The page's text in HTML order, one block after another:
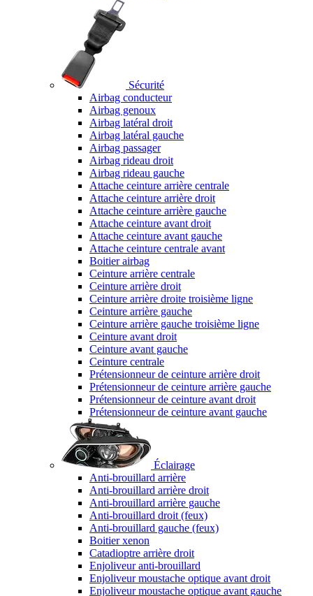
Sécurité
Airbag conducteur
Airbag genoux
Airbag latéral droit
Airbag latéral gauche
Airbag passager
Airbag rideau droit
Airbag rideau gauche
Attache ceinture arrière centrale
Attache ceinture arrière droit
Attache ceinture arrière gauche
Attache ceinture avant droit
Attache ceinture avant gauche
Attache ceinture centrale avant
Boitier airbag
Ceinture arrière centrale
Ceinture arrière droit
Ceinture arrière droite troisième ligne
Ceinture arrière gauche
Ceinture arrière gauche troisième ligne
Ceinture avant droit
Ceinture avant gauche
Ceinture centrale
Prétensionneur de ceinture arrière droit
Prétensionneur de ceinture arrière gauche
Prétensionneur de ceinture avant droit
Prétensionneur de ceinture avant gauche
Éclairage
Anti-brouillard arrière
Anti-brouillard arrière droit
Anti-brouillard arrière gauche
Anti-brouillard droit (feux)
Anti-brouillard gauche (feux)
Boitier xenon
Catadioptre arrière droit
Enjoliveur anti-brouillard
Enjoliveur moustache optique avant droit
Enjoliveur moustache optique avant gauche